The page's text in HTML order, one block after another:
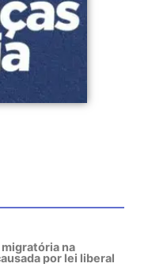
na
por lei liberal